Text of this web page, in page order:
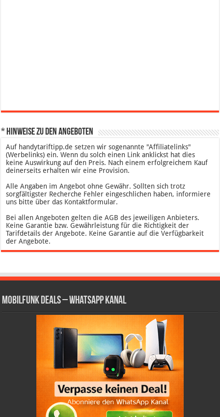
* Hinweise zu den Angeboten
Auf handytariftipp.de setzen wir sogenannte "Affiliatelinks"
(Werbelinks) ein. Wenn du solch einen Link anklickst hat dies
keine Auswirkung auf den Preis. Nach einem erfolgreichem Kauf
deinerseits erhalten wir eine Provision.
Alle Angaben im Angebot ohne Gewähr. Sollten sich trotz
sorgfältigster Recherche Fehler eingeschlichen haben, informiere
uns bitte über das Kontaktformular.
Bei allen Angeboten gelten die AGB des jeweiligen Anbieters.
Keine Garantie bzw. Gewährleistung für die Richtigkeit der
Tarifdetails der Angebote. Keine Garantie auf die Verfügbarkeit
der Angebote.
Mobilfunk Deals – WhatsApp Kanal